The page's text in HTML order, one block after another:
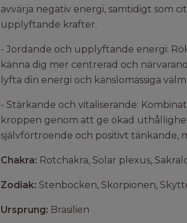
avvärja negativ energi, samtidigt som
upplyftande krafter.
- Jordande och upplyftande energi:
känna dig mer centrerad och
lyfta din energi och känslomässiga
- Stärkande och vitaliserande:
kroppen genom att ge ökad
självförtroende och positivt tänkande,
Chakra: Rotchakra, Solar plexus,
Zodiak: Stenbocken, Skorpionen,
Ursprung: Brasilien